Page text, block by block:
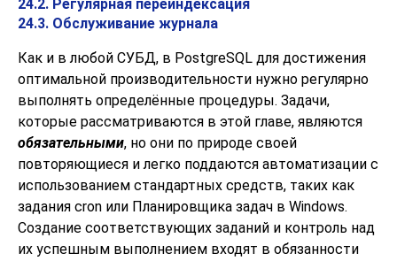
24.2. Регулярная переиндексация
24.3. Обслуживание журнала
Как и в любой СУБД, в PostgreSQL для достижения
оптимальной производительности нужно регулярно
выполнять определённые процедуры. Задачи,
которые рассматриваются в этой главе, являются
обязательными, но они по природе своей
повторяющиеся и легко поддаются автоматизации с
использованием стандартных средств, таких как
задания cron или Планировщика задач в Windows.
Создание соответствующих заданий и контроль над
их успешным выполнением входят в обязанности